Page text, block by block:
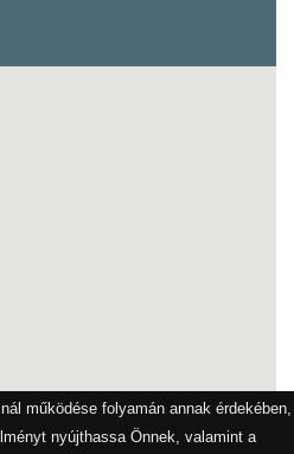
működése folyamán annak érdekében,
nyújthassa Önnek, valamint a